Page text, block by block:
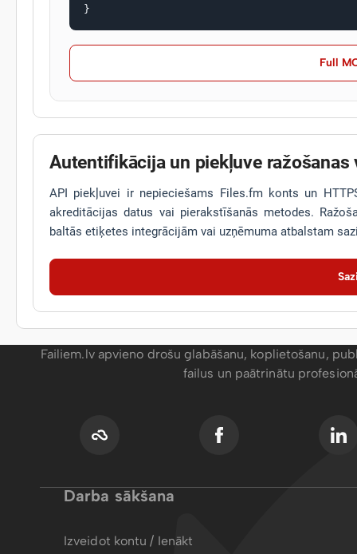
}
Full
Autentifikācija un piekļuve ražošanas
API piekļuvei ir nepieciešams Files.fm konts un
akreditācijas datus vai pierakstīšanās metodes.
baltās etiķetes integrācijām vai uzņēmuma atbalstam
Failiem.lv apvieno drošu glabāšanu, koplietošanu,
failus un paātrinātu
Darba sākšana
Izveidot kontu / Ienākt